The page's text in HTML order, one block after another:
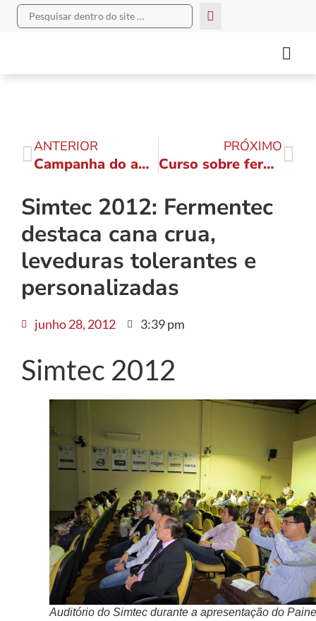
ANTERIOR
Campanha do agasalho aquece entidades de Piracicaba
PRÓXIMO
Curso sobre fermentação aborda tecnologias para aumento da eficiência
Simtec 2012: Fermentec
destaca cana crua,
leveduras tolerantes e
personalizadas
junho 28, 2012 3:39 pm
Simtec 2012
Auditório do Simtec durante a apresentação do